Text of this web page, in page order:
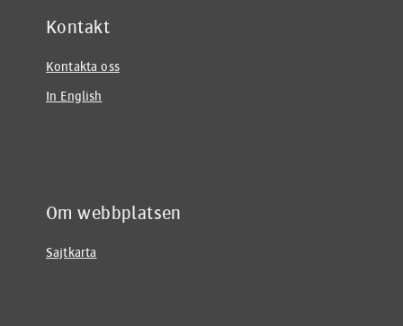
Kontakt
Kontakta oss
In English
Om webbplatsen
Sajtkarta